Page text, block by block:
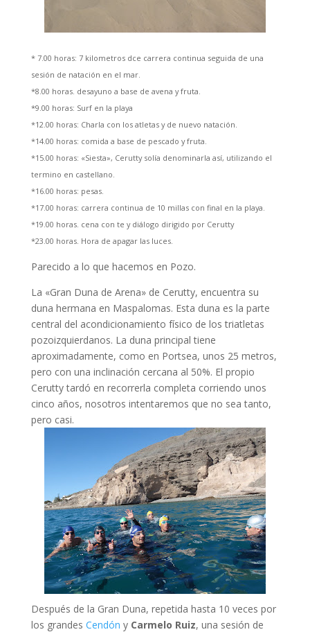
* 7.00 horas: 7 kilometros dce carrera continua seguida de una
sesión de natación en el mar.
*8.00 horas. desayuno a base de avena y fruta.
*9.00 horas: Surf en la playa
*12.00 horas: Charla con los atletas y de nuevo natación.
*14.00 horas: comida a base de pescado y fruta.
*15.00 horas: «Siesta», Cerutty solía denominarla así, utilizando el
termino en castellano.
*16.00 horas: pesas.
*17.00 horas: carrera continua de 10 millas con final en la playa.
*19.00 horas. cena con te y diálogo dirigido por Cerutty
*23.00 horas. Hora de apagar las luces.
Parecido a lo que hacemos en Pozo.
La «Gran Duna de Arena» de Cerutty, encuentra su
duna hermana en Maspalomas. Esta duna es la parte
central del acondicionamiento físico de los triatletas
pozoizquierdanos. La duna principal tiene
aproximadamente, como en Portsea, unos 25 metros,
pero con una inclinación cercana al 50%. El propio
Cerutty tardó en recorrerla completa corriendo unos
cinco años, nosotros intentaremos que no sea tanto,
pero casi.
Después de la Gran Duna, repetida hasta 10 veces por
los grandes Cendón y Carmelo Ruiz, una sesión de